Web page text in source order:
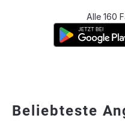
Alle 160
Beliebteste